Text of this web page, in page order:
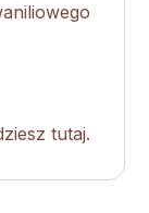
tutaj.